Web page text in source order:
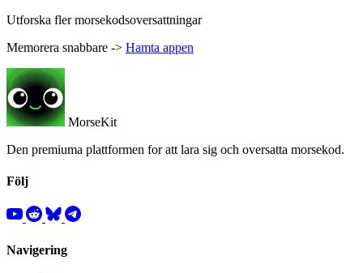
Utforska fler morsekodsoversattningar
Memorera snabbare -> Hamta appen
MorseKit
Den premiuma plattformen for att lara sig och oversatta morsekod.
Följ
Navigering